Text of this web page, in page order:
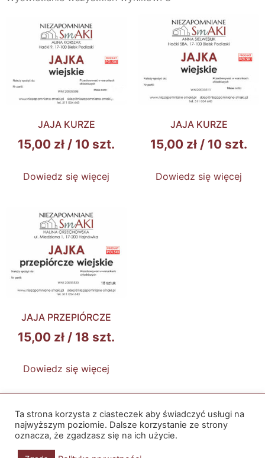
JAJA KURZE
15,00 zł / 10 szt.
Dowiedz się więcej
JAJA KURZE
15,00 zł / 10 szt.
Dowiedz się więcej
JAJA PRZEPIÓRCZE
15,00 zł / 18 szt.
Dowiedz się więcej
Polityka prywatności Regulamin
Ta strona korzysta z ciasteczek aby świadczyć usługi na
najwyższym poziomie. Dalsze korzystanie ze strony
oznacza, że zgadzasz się na ich użycie.